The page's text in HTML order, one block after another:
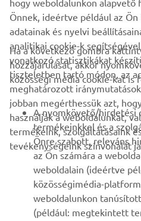
VÁLLALATI
B2B
TÖBB YAMAHA
TÁMOGATÁS
HÍRLEVÉL
hogy weboldalunkon alapvető
Önnek, ideértve például az
adatainak és nyelvi
analitikai cookie-k
vonatkozó statisztikákat
tiszteletben tartó módon, az
meghatározott
jobban megérthessük azt,
használják a weboldalunkat,
termékeink, szolgáltatásaink
tevékenységeink színvonalát
Ha a következő gombra
hozzájárulását, akkor
közösségi média cookie-kat is
A nyomkövető/hirdetési
termékeinkkel és a
Önre szabott, releváns
az Ön számára a
weboldalain (ideértve
közösségimédia-
weboldalunkon
(például: megtekintett